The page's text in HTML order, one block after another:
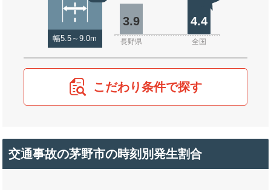
幅5.5～9.0m
3.9 4.4
長野県 全国
こだわり条件で探す
交通事故の茅野市の時刻別発生割合